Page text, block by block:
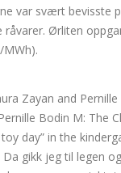
var svært bevisste
Ørliten
Zayan and
Bodin M: The
day” in the
gikk jeg til legen